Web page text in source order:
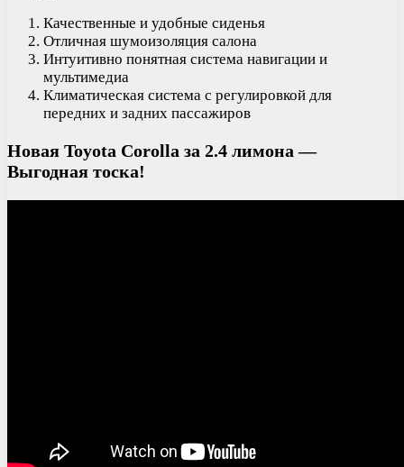
Качественные и удобные сиденья
Отличная шумоизоляция салона
Интуитивно понятная система навигации и
мультимедиа
Климатическая система с регулировкой для
передних и задних пассажиров
Новая Toyota Corolla за 2.4 лимона —
Выгодная тоска!